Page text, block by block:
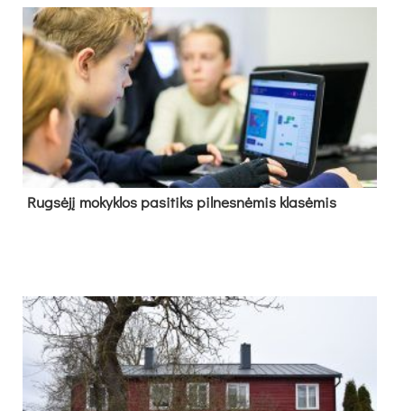
Rug­sė­jį mo­kyk­los pa­si­tiks pil­nes­nė­mis kla­sė­mis